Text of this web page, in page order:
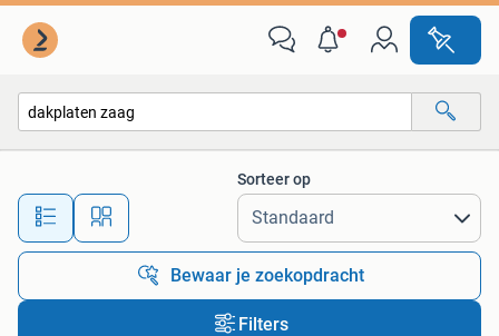
Alle afstanden…
Sorteer op
Bewaar je zoekopdracht
Filters